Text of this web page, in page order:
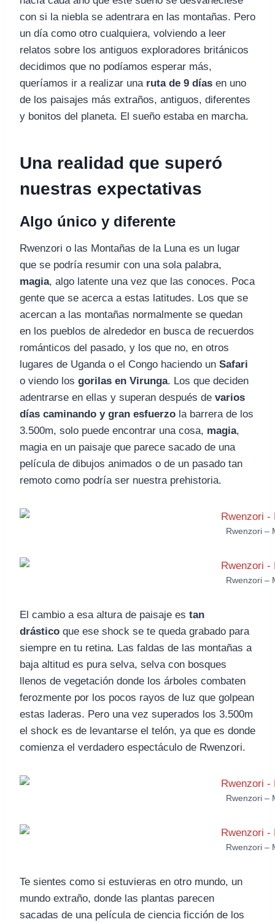
con si la niebla se adentrara en las montañas. Pero
un día como otro cualquiera, volviendo a leer
relatos sobre los antiguos exploradores británicos
decidimos que no podíamos esperar más,
queríamos ir a realizar una ruta de 9 días en uno
de los paisajes más extraños, antiguos, diferentes
y bonitos del planeta. El sueño estaba en marcha.
Una realidad que superó
nuestras expectativas
Algo único y diferente
Rwenzori o las Montañas de la Luna es un lugar
que se podría resumir con una sola palabra,
magia, algo latente una vez que las conoces. Poca
gente que se acerca a estas latitudes. Los que se
acercan a las montañas normalmente se quedan
en los pueblos de alrededor en busca de recuerdos
románticos del pasado, y los que no, en otros
lugares de Uganda o el Congo haciendo un Safari
o viendo los gorilas en Virunga. Los que deciden
adentrarse en ellas y superan después de varios
días caminando y gran esfuerzo la barrera de los
3.500m, solo puede encontrar una cosa, magia,
magia en un paisaje que parece sacado de una
película de dibujos animados o de un pasado tan
remoto como podría ser nuestra prehistoria.
Rwenzori –
Rwenzori –
El cambio a esa altura de paisaje es tan
drástico que ese shock se te queda grabado para
siempre en tu retina. Las faldas de las montañas a
baja altitud es pura selva, selva con bosques
llenos de vegetación donde los árboles combaten
ferozmente por los pocos rayos de luz que golpean
estas laderas. Pero una vez superados los 3.500m
el shock es de levantarse el telón, ya que es donde
comienza el verdadero espectáculo de Rwenzori.
Rwenzori –
Rwenzori –
Te sientes como si estuvieras en otro mundo, un
mundo extraño, donde las plantas parecen
sacadas de una película de ciencia ficción de los